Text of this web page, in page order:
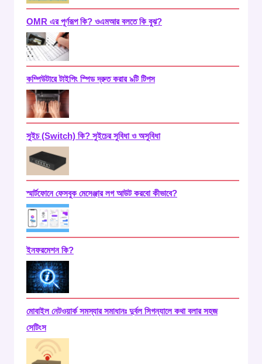
OMR এর পূর্ণরূপ কি? ওএমআর বলতে কি বুঝ?
কম্পিউটারে টাইপিং স্পিড দ্রুত করার ৯টি টিপস
সুইচ (Switch) কি? সুইচের সুবিধা ও অসুবিধা
স্মার্টফোনে ফেসবুক মেসেঞ্জার লগ আউট করবো কীভাবে?
ইনফরমেশন কি?
মোবাইল নেটওয়ার্ক সমস্যার সমাধানঃ দুর্বল সিগন্যালে কথা বলার সহজ
সেটিংস